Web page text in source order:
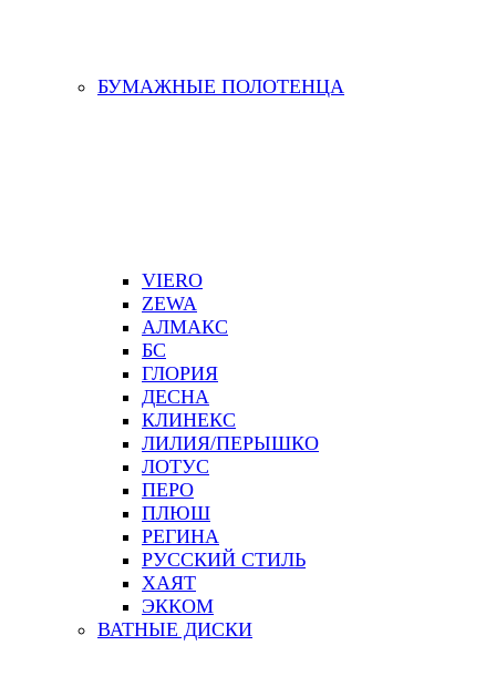
БУМАЖНЫЕ ПОЛОТЕНЦА
VIERO
ZEWA
АЛМАКС
БС
ГЛОРИЯ
ДЕСНА
КЛИНЕКС
ЛИЛИЯ/ПЕРЫШКО
ЛОТУС
ПЕРО
ПЛЮШ
РЕГИНА
РУССКИЙ СТИЛЬ
ХАЯТ
ЭККОМ
ВАТНЫЕ ДИСКИ